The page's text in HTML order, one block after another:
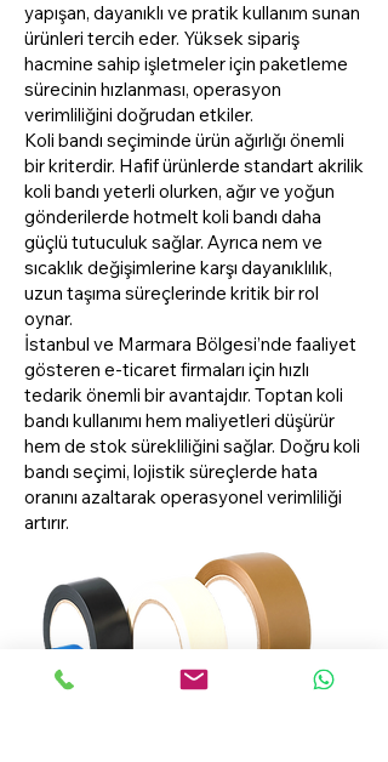
yapışan, dayanıklı ve pratik kullanım sunan
ürünleri tercih eder. Yüksek sipariş
hacmine sahip işletmeler için paketleme
sürecinin hızlanması, operasyon
verimliliğini doğrudan etkiler.
Koli bandı seçiminde ürün ağırlığı önemli
bir kriterdir. Hafif ürünlerde standart akrilik
koli bandı yeterli olurken, ağır ve yoğun
gönderilerde hotmelt koli bandı daha
güçlü tutuculuk sağlar. Ayrıca nem ve
sıcaklık değişimlerine karşı dayanıklılık,
uzun taşıma süreçlerinde kritik bir rol
oynar.
İstanbul ve Marmara Bölgesi’nde faaliyet
gösteren e-ticaret firmaları için hızlı
tedarik önemli bir avantajdır. Toptan koli
bandı kullanımı hem maliyetleri düşürür
hem de stok sürekliliğini sağlar. Doğru koli
bandı seçimi, lojistik süreçlerde hata
oranını azaltarak operasyonel verimliliği
artırır.